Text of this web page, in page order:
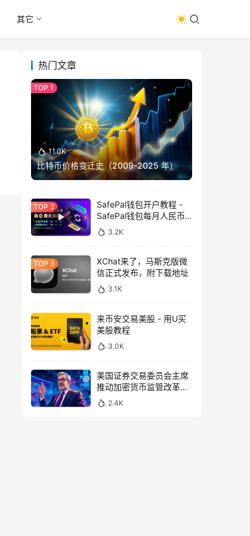
其它
热门文章
11.0K
比特币价格变迁史（2009-2025 年）
SafePal钱包开户教程 -
SafePal钱包每月人民币
消费前666U享受汇损补
贴
3.2K
XChat来了，马斯克版微
信正式发布，附下载地址
3.1K
来币安交易美股 - 用U买
美股教程
3.0K
美国证券交易委员会主席
推动加密货币监管改革，
力求未来验证
2.4K